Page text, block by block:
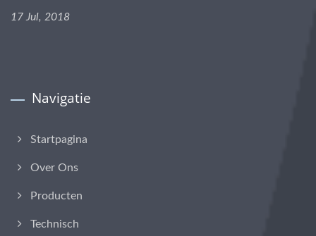
17 Jul, 2018
Navigatie
Startpagina
Over Ons
Producten
Technisch